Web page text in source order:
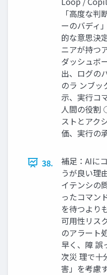
「高度な判
ーのバディ
的な意思決
ニアが持つ
ダッシュボ
出、ログの
のラ ンブッ
示、実行コ
人間の役割
ストとアク
価、実行の
38.
補足：AIに
うが良い理
イテンシの
ったコマン
を待つより
可用性リス
のアラート
早く、障 誤
次災 理で十
害」を考慮